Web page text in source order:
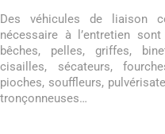
Des véhicules de liaison
nécessaire à l’entretien
bêches, pelles, griffes,
cisailles, sécateurs,
pioches, souffleurs,
tronçonneuses…